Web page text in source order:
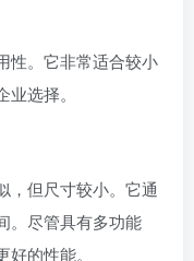
性。它非常适合较小
选择。
，但尺寸较小。它通
。尽管具有多功能
的性能。